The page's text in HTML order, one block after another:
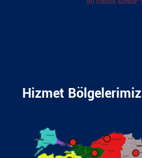
Hizmet Bölgelerimiz